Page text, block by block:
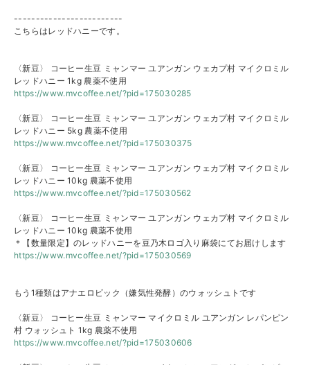
-------------------------
こちらはレッドハニーです。
〈新豆〉 コーヒー生豆 ミャンマー ユアンガン ウェカプ村 マイクロミル
レッドハニー 1kg 農薬不使用
https://www.mvcoffee.net/?pid=175030285
〈新豆〉 コーヒー生豆 ミャンマー ユアンガン ウェカプ村 マイクロミル
レッドハニー 5kg 農薬不使用
https://www.mvcoffee.net/?pid=175030375
〈新豆〉 コーヒー生豆 ミャンマー ユアンガン ウェカプ村 マイクロミル
レッドハニー 10kg 農薬不使用
https://www.mvcoffee.net/?pid=175030562
〈新豆〉 コーヒー生豆 ミャンマー ユアンガン ウェカプ村 マイクロミル
レッドハニー 10kg 農薬不使用
＊【数量限定】のレッドハニーを豆乃木ロゴ入り麻袋にてお届けし ます
https://www.mvcoffee.net/?pid=175030569
もう1種類はアナエロビック（嫌気性発酵）のウォッシュトです
〈新豆〉 コーヒー生豆 ミャンマー マイクロミル ユアンガン レパンピン
村 ウォッシュト 1kg 農薬不使用
https://www.mvcoffee.net/?pid=175030606